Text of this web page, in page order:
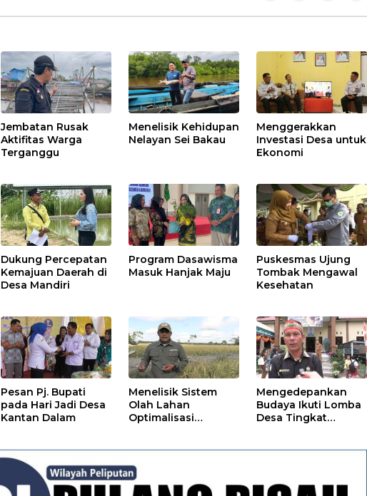
Jembatan Rusak
Aktifitas Warga
Terganggu
Menelisik Kehidupan
Nelayan Sei Bakau
Menggerakkan
Investasi Desa untuk
Ekonomi
Dukung Percepatan
Kemajuan Daerah di
Desa Mandiri
Program Dasawisma
Masuk Hanjak Maju
Puskesmas Ujung
Tombak Mengawal
Kesehatan
Pesan Pj. Bupati
pada Hari Jadi Desa
Kantan Dalam
Menelisik Sistem
Olah Lahan
Optimalisasi
Mengedepankan
Budaya Ikuti Lomba
Desa Tingkat